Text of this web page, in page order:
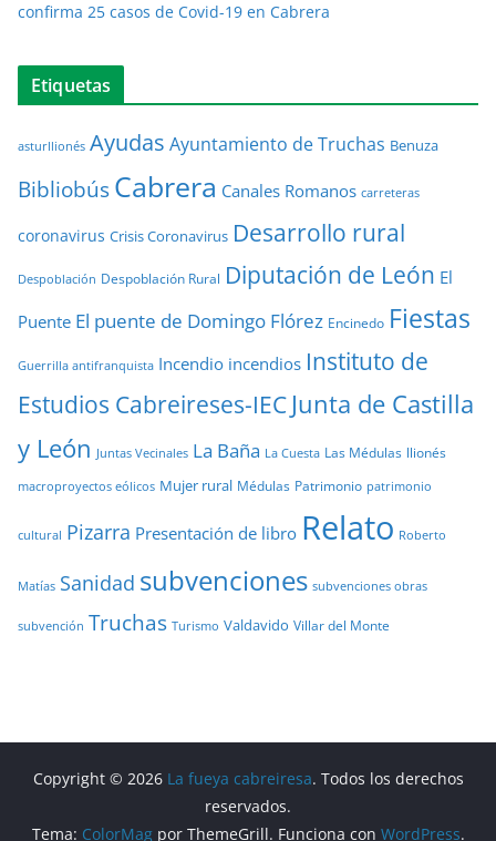
confirma 25 casos de Covid-19 en Cabrera
Etiquetas
asturllionés Ayudas Ayuntamiento de Truchas Benuza
BibliobúsCabrera Canales Romanos carreteras
coronavirus Crisis Coronavirus Desarrollo rural
Despoblación Despoblación Rural Diputación de León El
Puente El puente de Domingo Flórez Encinedo Fiestas
Guerrilla antifranquista Incendio incendios Instituto de
Estudios Cabreireses-IEC Junta de Castilla
y León Juntas Vecinales La Baña La Cuesta Las Médulas llionés
macroproyectos eólicos Mujer rural Médulas Patrimonio patrimonio
cultural Pizarra Presentación de libro Relato Roberto
Matías Sanidad subvenciones subvenciones obras
subvención Truchas Turismo Valdavido Villar del Monte
Copyright © 2026 La fueya cabreiresa. Todos los derechos
reservados.
Tema: ColorMagpor ThemeGrill. Funciona con WordPress.